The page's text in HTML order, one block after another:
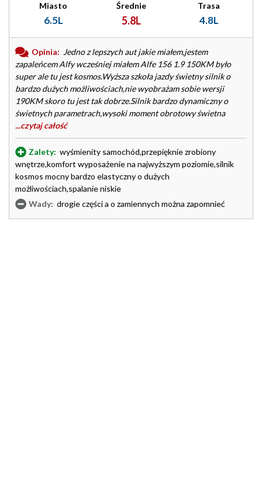
Miasto
6.5L
Średnie
5.8L
Trasa
4.8L
Opinia: Jedno z lepszych aut jakie miałem,jestem
zapaleńcem Alfy wcześniej miałem Alfe 156 1.9 150KM było
super ale tu jest kosmos.Wyższa szkoła jazdy świetny silnik o
bardzo dużych możliwościach,nie wyobrażam sobie wersji
190KM skoro tu jest tak dobrze.Silnik bardzo dynamiczny o
świetnych parametrach,wysoki moment obrotowy świetna
...czytaj całość
Zalety: wyśmienity samochód,przepięknie zrobiony
wnętrze,komfort wyposażenie na najwyższym poziomie,silnik
kosmos mocny bardzo elastyczny o dużych
możliwościach,spalanie niskie
Wady: drogie części a o zamiennych można zapomnieć